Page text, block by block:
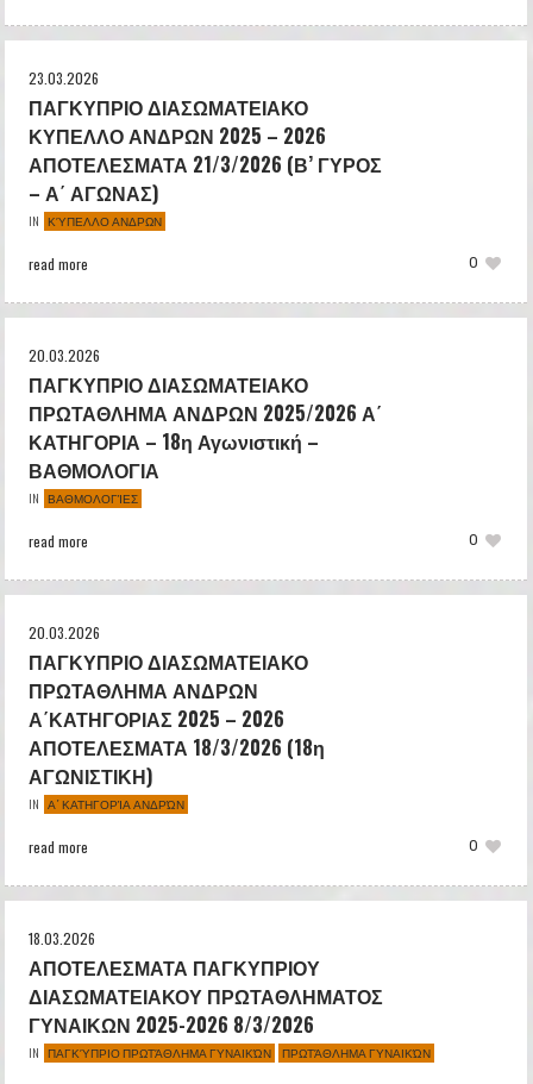
23.03.2026
ΠΑΓΚΥΠΡΙΟ ΔΙΑΣΩΜΑΤΕΙΑΚΟ
ΚΥΠΕΛΛΟ ΑΝΔΡΩΝ 2025 – 2026
ΑΠΟΤΕΛΕΣΜΑΤΑ 21/3/2026 (Β’ ΓΥΡΟΣ
– Α΄ ΑΓΩΝΑΣ)
IN ΚΎΠΕΛΛΟ ΑΝΔΡΩΝ
0
read more
20.03.2026
ΠΑΓΚΥΠΡΙΟ ΔΙΑΣΩΜΑΤΕΙΑΚΟ
ΠΡΩΤΑΘΛΗΜΑ ΑΝΔΡΩΝ 2025/2026 Α΄
ΚΑΤΗΓΟΡΙΑ – 18η Αγωνιστική –
ΒΑΘΜΟΛΟΓΙΑ
IN ΒΑΘΜΟΛΟΓΊΕΣ
0
read more
20.03.2026
ΠΑΓΚΥΠΡΙΟ ΔΙΑΣΩΜΑΤΕΙΑΚΟ
ΠΡΩΤΑΘΛΗΜΑ ΑΝΔΡΩΝ
Α΄ΚΑΤΗΓΟΡΙΑΣ 2025 – 2026
ΑΠΟΤΕΛΕΣΜΑΤΑ 18/3/2026 (18η
ΑΓΩΝΙΣΤΙΚΗ)
IN Α΄ ΚΑΤΗΓΟΡΊΑ ΑΝΔΡΏΝ
0
read more
18.03.2026
ΑΠΟΤΕΛΕΣΜΑΤΑ ΠΑΓΚΥΠΡΙΟΥ
ΔΙΑΣΩΜΑΤΕΙΑΚΟΥ ΠΡΩΤΑΘΛΗΜΑΤΟΣ
ΓΥΝΑΙΚΩΝ 2025-2026 8/3/2026
IN ΠΑΓΚΎΠΡΙΟ ΠΡΩΤΆΘΛΗΜΑ ΓΥΝΑΙΚΏΝ ΠΡΩΤΆΘΛΗΜΑ ΓΥΝΑΙΚΏΝ